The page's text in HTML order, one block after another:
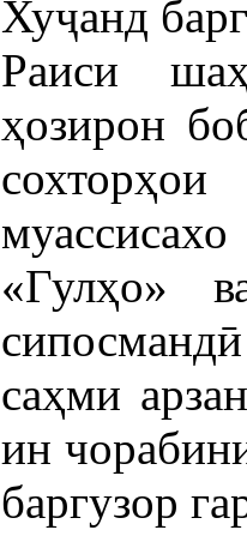
Хуҷанд
Раиси
ҳозирон
«Гулҳо»
саҳми
ин
баргузор